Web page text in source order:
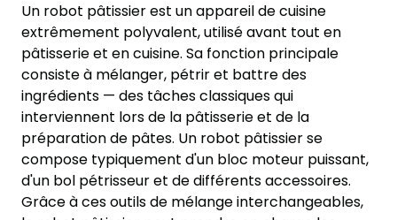
Un robot pâtissier est un appareil de cuisine
extrêmement polyvalent, utilisé avant tout en
pâtisserie et en cuisine. Sa fonction principale
consiste à mélanger, pétrir et battre des
ingrédients — des tâches classiques qui
interviennent lors de la pâtisserie et de la
préparation de pâtes. Un robot pâtissier se
compose typiquement d'un bloc moteur puissant,
d'un bol pétrisseur et de différents accessoires.
Grâce à ces outils de mélange interchangeables,